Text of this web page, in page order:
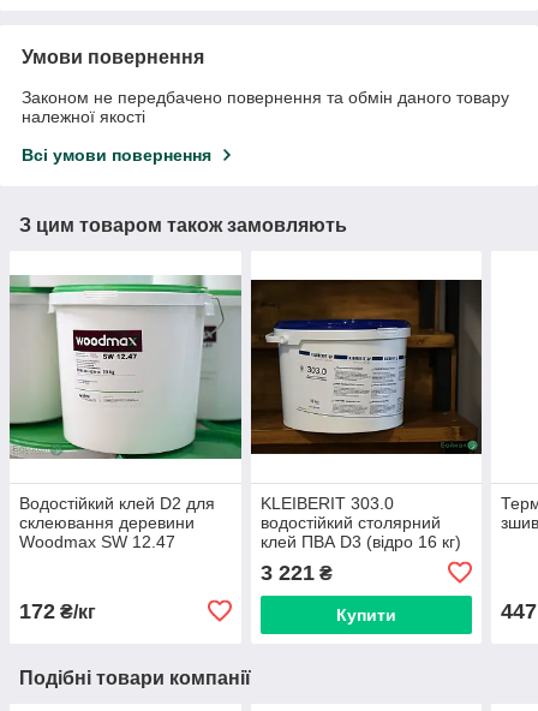
Умови повернення
Законом не передбачено повернення та обмін даного товару
належної якості
Всі умови повернення
З цим товаром також замовляють
Водостійкий клей D2 для
склеювання деревини
Woodmax SW 12.47
172 ₴/кг
KLEIBERIT 303.0
водостійкий столярний
клей ПВА D3 (відро 16 кг)
3 221₴
Купити 447
Подібні товари компанії